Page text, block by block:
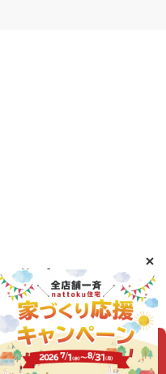
Kobo Co., Ltd.
スタッフブログ